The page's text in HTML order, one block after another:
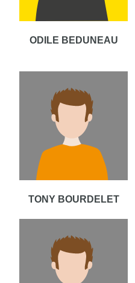
ODILE BEDUNEAU
TONY BOURDELET